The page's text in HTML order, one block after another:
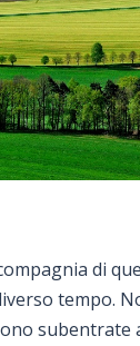
di
tempo.
subentrate